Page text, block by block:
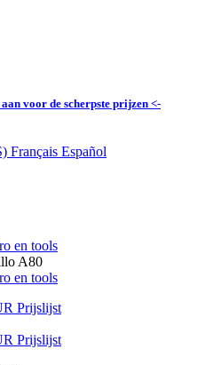
voor de scherpste prijzen <-
Français Español
en tools
A80
en tools
Prijslijst
Prijslijst